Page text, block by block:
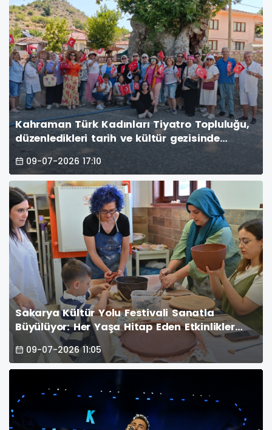
Kahraman Türk Kadınları Tiyatro Topluluğu,
düzenledikleri tarih ve kültür gezisinde
Taraklı ve Göynük’ün millî mirasımıza ev
sahipliği yapan yapılarını inceledi. (İŞTE
GÜNÜN ÖNE ÇIKAN FOOĞRAF KARELERİ)
09-07-2026 17:10
Sakarya Kültür Yolu Festivali Sanatla
Büyülüyor: Her Yaşa Hitap Eden Etkinlikler
Yoğun İlgi Görüyor
09-07-2026 11:05